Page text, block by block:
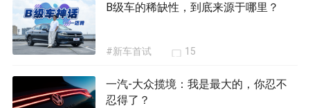
B级车的稀缺性，到底来源于哪里？
#新车首试 15
一汽-大众揽境：我是最大的，你忍不
忍得了？